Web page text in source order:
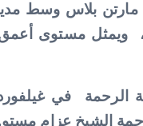
بلاس وسط
ويمثل مستوى
الرحمة في
الشيخ عزام